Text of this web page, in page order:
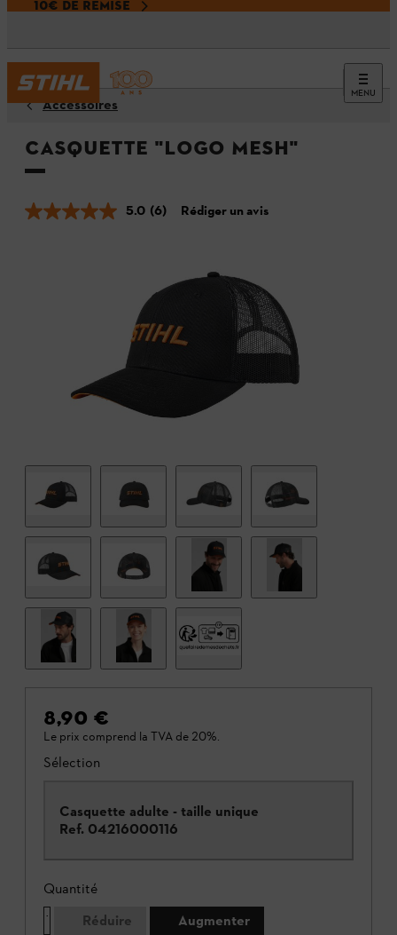
10€ DE REMISE
MENU
Accessoires
Casquette "LOGO MESH"
5.0 (6) Rédiger un avis
8,90 €
Le prix comprend la TVA de 20%.
Sélection
Casquette adulte - taille unique
Ref. 04216000116
Quantité
Réduire
Augmenter